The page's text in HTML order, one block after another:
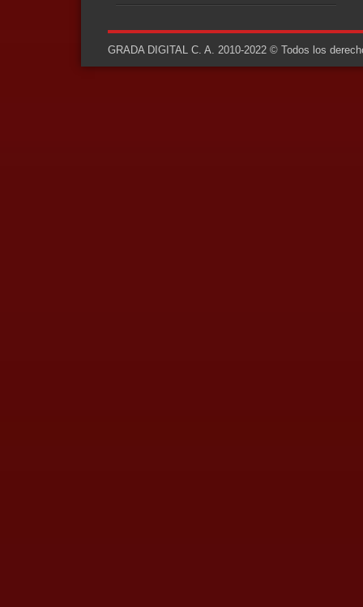
GRADA DIGITAL C. A. 2010-2022 © Todos los